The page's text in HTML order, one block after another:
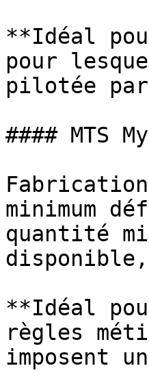
**Idéal
pour
pilotée
#### MTS
minimum
quantité
disponible,
**Idéal
règles
imposent